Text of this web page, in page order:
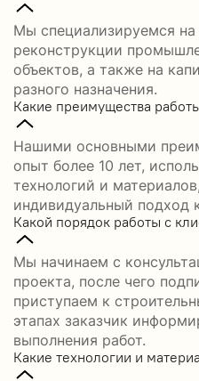
Мы специализируемся на
реконструкции
объектов, а также на
разного назначения.
Какие преимущества
Нашими основными
опыт более 10 лет,
технологий и
индивидуальный подход
Какой порядок работы с
Мы начинаем с
проекта, после чего
приступаем к
этапах заказчик
выполнения работ.
Какие технологии и